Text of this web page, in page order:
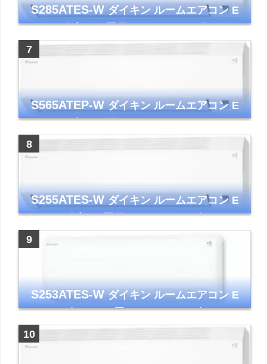
S285ATES-Wダイキン ルームエアコン E
シリーズ 主に10畳用 ホワイト 2025年モデル
コンパクトモデル ストリーマ
S565ATEP-Wダイキン ルームエアコン E
シリーズ 主に18畳用 ホワイト 2025年モデル
コンパクトモデル ストリーマ
S255ATES-Wダイキン ルームエアコン E
シリーズ 主に8畳用 ホワイト 2025年モデル
S253ATES-Wダイキン ルームエアコン E
シリーズ おもに8畳 ホワイト 2023年モデル
ストリーマ